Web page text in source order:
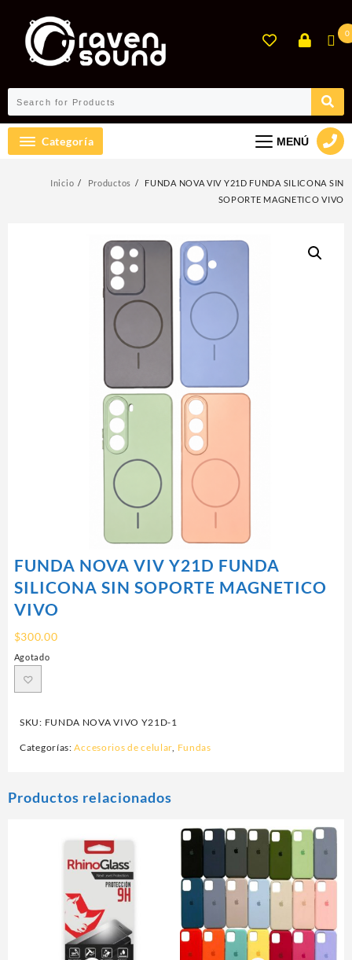
contenido
0
Categoría MENÚ
Inicio Productos
FUNDA NOVA VIV Y21D FUNDA SILICONA SIN
SOPORTE MAGNETICO VIVO
FUNDA NOVA VIV Y21D FUNDA
SILICONA SIN SOPORTE MAGNETICO
VIVO
$300.00
Agotado
SKU: FUNDA NOVA VIVO Y21D-1
Categorías:Accesorios de celular, Fundas
Productos relacionados